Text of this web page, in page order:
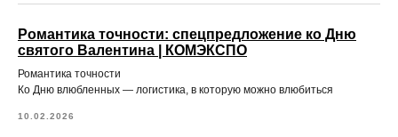
Романтика точности: спецпредложение ко Дню
святого Валентина | КОМЭКСПО
Романтика точности
Ко Дню влюбленных — логистика, в которую можно влюбиться
10.02.2026